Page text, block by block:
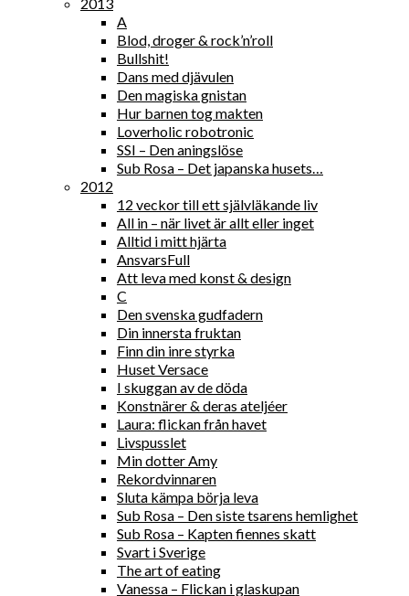
A
Blod, droger & rock’n’roll
Bullshit!
Dans med djävulen
Den magiska gnistan
Hur barnen tog makten
Loverholic robotronic
SSI – Den aningslöse
Sub Rosa – Det japanska husets…
2012
12 veckor till ett självläkande liv
All in – när livet är allt eller inget
Alltid i mitt hjärta
AnsvarsFull
Att leva med konst & design
C
Den svenska gudfadern
Din innersta fruktan
Finn din inre styrka
Huset Versace
I skuggan av de döda
Konstnärer & deras ateljéer
Laura: flickan från havet
Livspusslet
Min dotter Amy
Rekordvinnaren
Sluta kämpa börja leva
Sub Rosa – Den siste tsarens hemlighet
Sub Rosa – Kapten fiennes skatt
Svart i Sverige
The art of eating
Vanessa – Flickan i glaskupan